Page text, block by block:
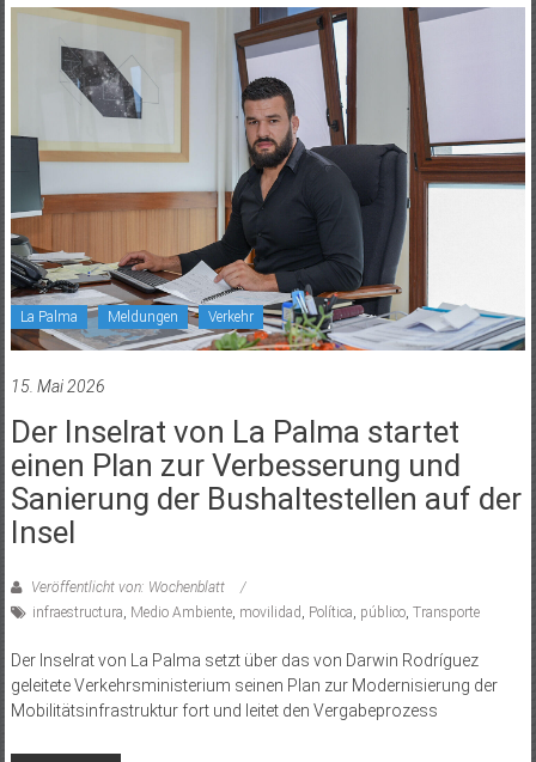
La Palma Meldungen Verkehr
15. Mai 2026
Der Inselrat von La Palma startet
einen Plan zur Verbesserung und
Sanierung der Bushaltestellen auf der
Insel
Veröffentlicht von: Wochenblatt
infraestructura, Medio Ambiente, movilidad , Política, público, Transporte
Der Inselrat von La Palma setzt über das von Darwin Rodríguez
geleitete Verkehrsministerium seinen Plan zur Modernisierung der
Mobilitätsinfrastruktur fort und leitet den Vergabeprozess